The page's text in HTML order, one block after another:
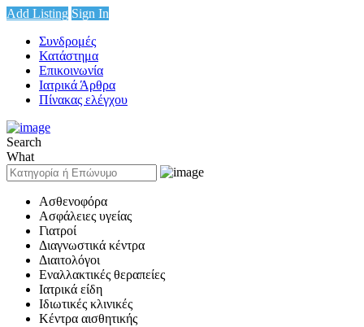
Add Listing Sign In
Συνδρομές
Κατάστημα
Επικοινωνία
Ιατρικά Άρθρα
Πίνακας ελέγχου
Search
What
Ασθενοφόρα
Ασφάλειες υγείας
Γιατροί
Διαγνωστικά κέντρα
Διαιτολόγοι
Εναλλακτικές θεραπείες
Ιατρικά είδη
Ιδιωτικές κλινικές
Κέντρα αισθητικής